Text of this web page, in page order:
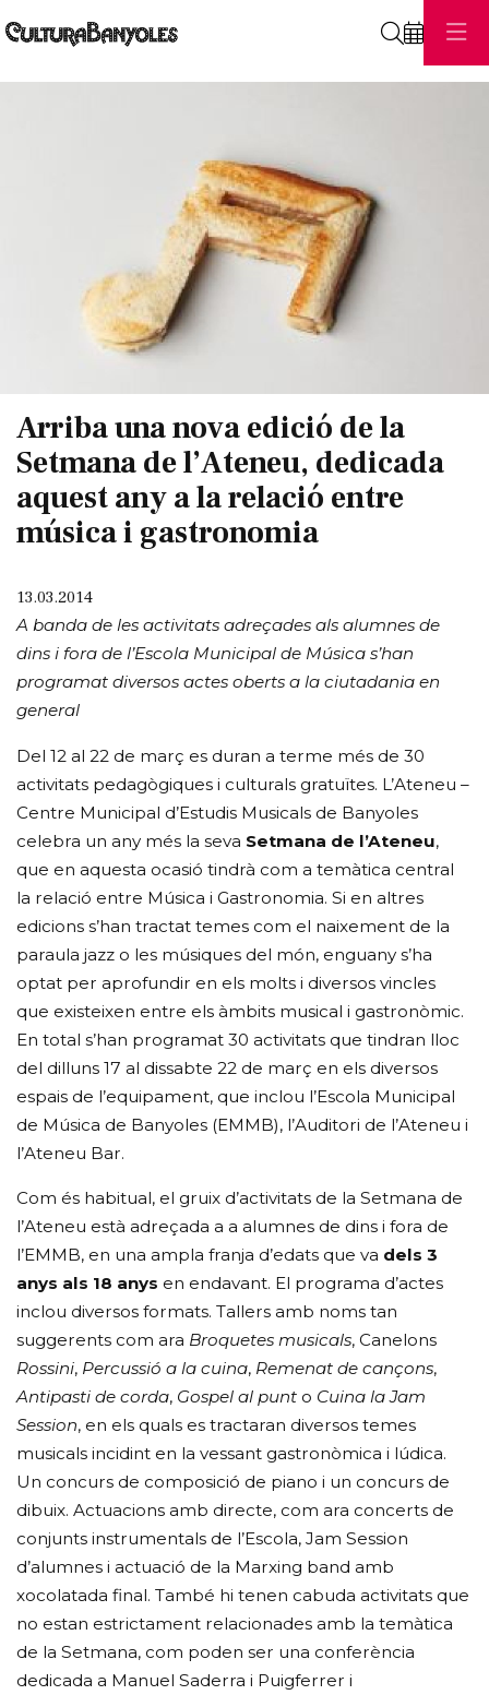
Arriba una nova edició de la
Setmana de l’Ateneu, dedicada
aquest any a la relació entre
música i gastronomia
13.03.2014
A banda de les activitats adreçades als alumnes de
dins i fora de l’Escola Municipal de Música s’han
programat diversos actes oberts a la ciutadania en
general
Del 12 al 22 de març es duran a terme més de 30
activitats pedagògiques i culturals gratuïtes. L’Ateneu –
Centre Municipal d’Estudis Musicals de Banyoles
celebra un any més la seva Setmana de l’Ateneu,
que en aquesta ocasió tindrà com a temàtica central
la relació entre Música i Gastronomia. Si en altres
edicions s’han tractat temes com el naixement de la
paraula jazz o les músiques del món, enguany s’ha
optat per aprofundir en els molts i diversos vincles
que existeixen entre els àmbits musical i gastronòmic.
En total s’han programat 30 activitats que tindran lloc
del dilluns 17 al dissabte 22 de març en els diversos
espais de l’equipament, que inclou l’Escola Municipal
de Música de Banyoles (EMMB), l’Auditori de l’Ateneu i
l’Ateneu Bar.
Com és habitual, el gruix d’activitats de la Setmana de
l’Ateneu està adreçada a a alumnes de dins i fora de
l’EMMB, en una ampla franja d’edats que va dels 3
anys als 18 anys en endavant. El programa d’actes
inclou diversos formats. Tallers amb noms tan
suggerents com ara Broquetes musicals, Canelons
Rossini, Percussió a la cuina, Remenat de cançons,
Antipasti de corda, Gospel al punt o Cuina la Jam
Session, en els quals es tractaran diversos temes
musicals incidint en la vessant gastronòmica i lúdica.
Un concurs de composició de piano i un concurs de
dibuix. Actuacions amb directe, com ara concerts de
conjunts instrumentals de l’Escola, Jam Session
d’alumnes i actuació de la Marxing band amb
xocolatada final. També hi tenen cabuda activitats que
no estan estrictament relacionades amb la temàtica
de la Setmana, com poden ser una conferència
dedicada a Manuel Saderra i Puigferrer i